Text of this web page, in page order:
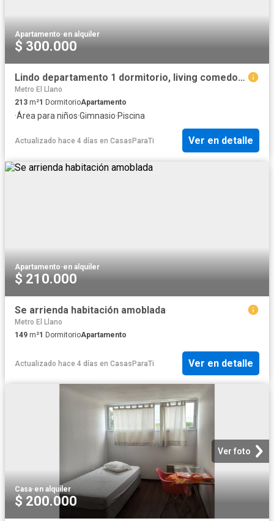
Apartamento·en alquiler
$ 300.000
Lindo departamento 1 dormitorio, living comedor, cocina y 1 baño
Metro El Llano
213 m²1 DormitorioApartamento
·Área para niños·Gimnasio·Piscina
Actualizado hace 4 días en CasasParaTi Ver en detalle
Apartamento·en alquiler
$ 210.000
Se arrienda habitación amoblada
Metro El Llano
149 m²1 DormitorioApartamento
Actualizado hace 4 días en CasasParaTi Ver en detalle
Ver foto
Casa·en alquiler
$ 200.000